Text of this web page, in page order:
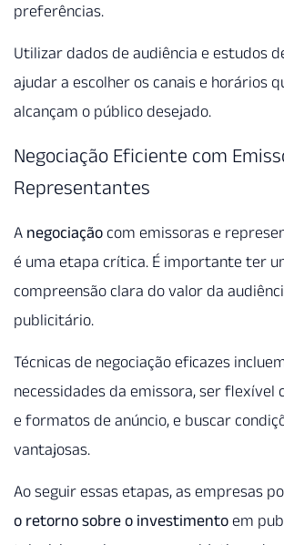
preferências.
Utilizar dados de audiência e estudos
ajudar a escolher os canais e horários
alcançam o público desejado.
Negociação Eficiente com
Representantes
A negociação com emissoras e
é uma etapa crítica. É importante ter
compreensão clara do valor da
publicitário.
Técnicas de negociação eficazes
necessidades da emissora, ser flexível
e formatos de anúncio, e buscar
vantajosas.
Ao seguir essas etapas, as empresas
o retorno sobre o investimento em